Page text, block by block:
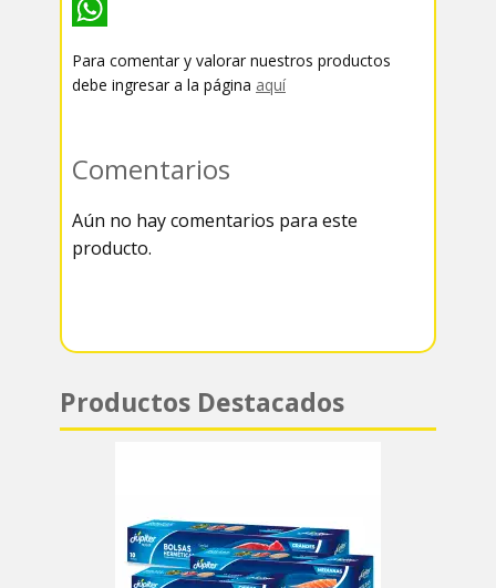
c
b
k
w
t
T
l
a
m
h
s
A
p
Para comentar y valorar nuestros productos
debe ingresar a la página aquí
Comentarios
Aún no hay comentarios para este
producto.
Productos Destacados